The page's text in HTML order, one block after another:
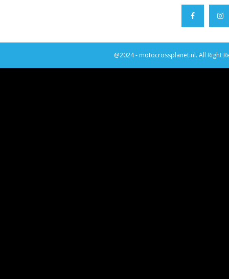
@2024 - motocrossplanet.nl. All Right